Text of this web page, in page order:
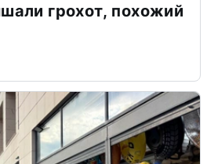
грохот, похожий